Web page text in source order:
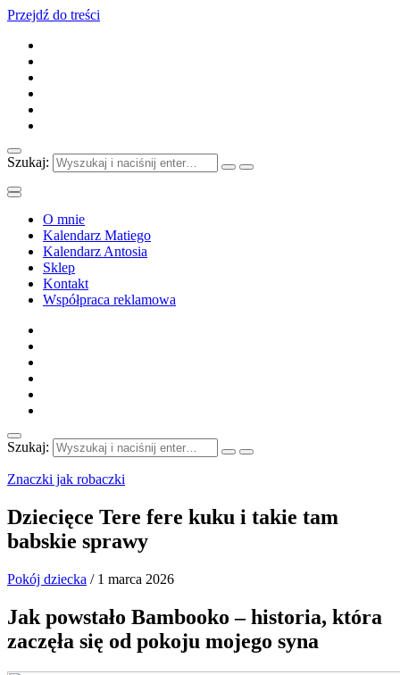
Przejdź do treści
Szukaj:
O mnie
Kalendarz Matiego
Kalendarz Antosia
Sklep
Kontakt
Współpraca reklamowa
Szukaj:
Znaczki jak robaczki
Dziecięce Tere fere kuku i takie tam
babskie sprawy
Pokój dziecka / 1 marca 2026
Jak powstało Bambooko – historia, która
zaczęła się od pokoju mojego syna